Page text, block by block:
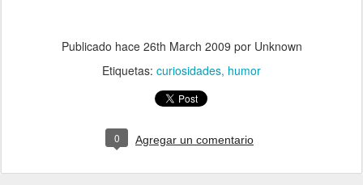
Publicado hace 26th March 2009 por Unknown
Etiquetas: curiosidades humor
0 Agregar un comentario